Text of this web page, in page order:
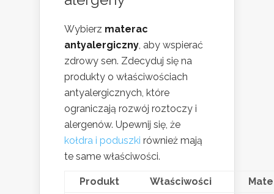
Wybierz materac
antyalergiczny, aby wspierać
zdrowy sen. Zdecyduj się na
produkty o właściwościach
antyalergicznych, które
ograniczają rozwój roztoczy i
alergenów. Upewnij się, że
kołdra i poduszki również mają
te same właściwości.
Produkt Właściwości